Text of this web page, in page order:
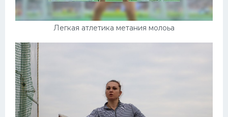
Легкая атлетика метания молоьа